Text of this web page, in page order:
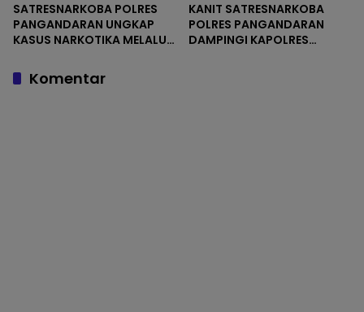
SATRESNARKOBA POLRES
PANGANDARAN UNGKAP
KASUS NARKOTIKA MELALUI
KANIT SATRESNARKOBA
POLRES PANGANDARAN
DAMPINGI KAPOLRES
Komentar